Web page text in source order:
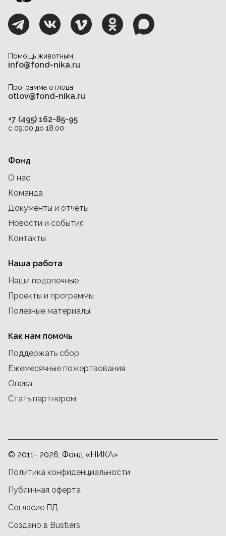
Помощь животным
info@fond-nika.ru
Программа отлова
otlov@fond-nika.ru
+7 (495) 162-85-95
с 09:00 до 18:00
Фонд
О нас
Команда
Документы и отчеты
Новости и события
Контакты
Наша работа
Наши подопечные
Проекты и программы
Полезные материалы
Как нам помочь
Поддержать сбор
Ежемесячные пожертвования
Опека
Стать партнером
© 2011- 2026, Фонд «НИКА»
Политика конфиденциальности
Публичная оферта
Согласие ПД
Создано в Bustlers